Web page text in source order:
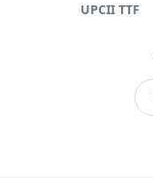
UPCII TTF